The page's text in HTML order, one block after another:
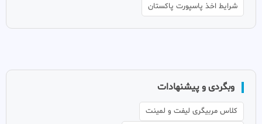
شرایط اخذ پاسپورت پاکستان
وبگردی و پیشنهادات
کلاس مربیگری لیفت و لمینت